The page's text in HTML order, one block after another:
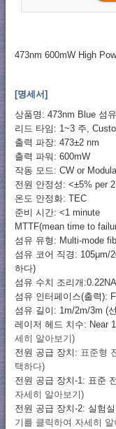
473nm 600mW High
[명세서]
상품명: 473nm Blue 섬
리드 타임: 1~3 주,
출력 파장: 473±2 nm
출력 파워: 600mW
작동 모드: CW or
전원 안정성: <±5% per
온도 안정화: TEC
준비 시간: <1 minute
MTTF(mean time to
섬유 유형: Multi-mode
섬유 코어 직경: 105μm/
하다)
섬유 수치 조리개
섬유 인터페이스(출력):
섬유 길이: 1m/2m/3m (
레이저 헤드 치수: Near
세히 알아보기)
전원 공급 장치: 표준형
택하다)
전원 공급 장치-1: 표준
자세히 알아보기)
전원 공급 장치-2: 실험
기를 클릭하여 자세히 알